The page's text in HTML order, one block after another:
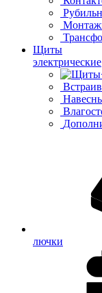
Щиты
электрические
лючки